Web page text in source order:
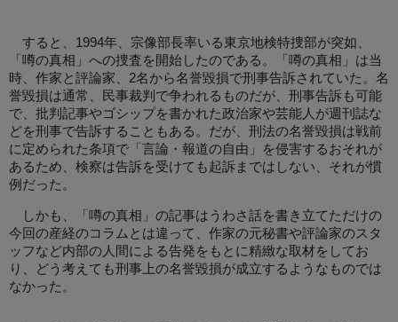
すると、1994年、宗像部長率いる東京地検特捜部が突如、
「噂の真相」への捜査を開始したのである。「噂の真相」は当
時、作家と評論家、2名から名誉毀損で刑事告訴されていた。名
誉毀損は通常、民事裁判で争われるものだが、刑事告訴も可能
で、批判記事やゴシップを書かれた政治家や芸能人が週刊誌な
どを刑事で告訴することもある。だが、刑法の名誉毀損は戦前
に定められた条項で「言論・報道の自由」を侵害するおそれが
あるため、検察は告訴を受けても起訴まではしない、それが慣
例だった。
しかも、「噂の真相」の記事はうわさ話を書き立てただけの
今回の産経のコラムとは違って、作家の元秘書や評論家のスタ
ッフなど内部の人間による告発をもとに精緻な取材をしてお
り、どう考えても刑事上の名誉毀損が成立するようなものでは
なかった。